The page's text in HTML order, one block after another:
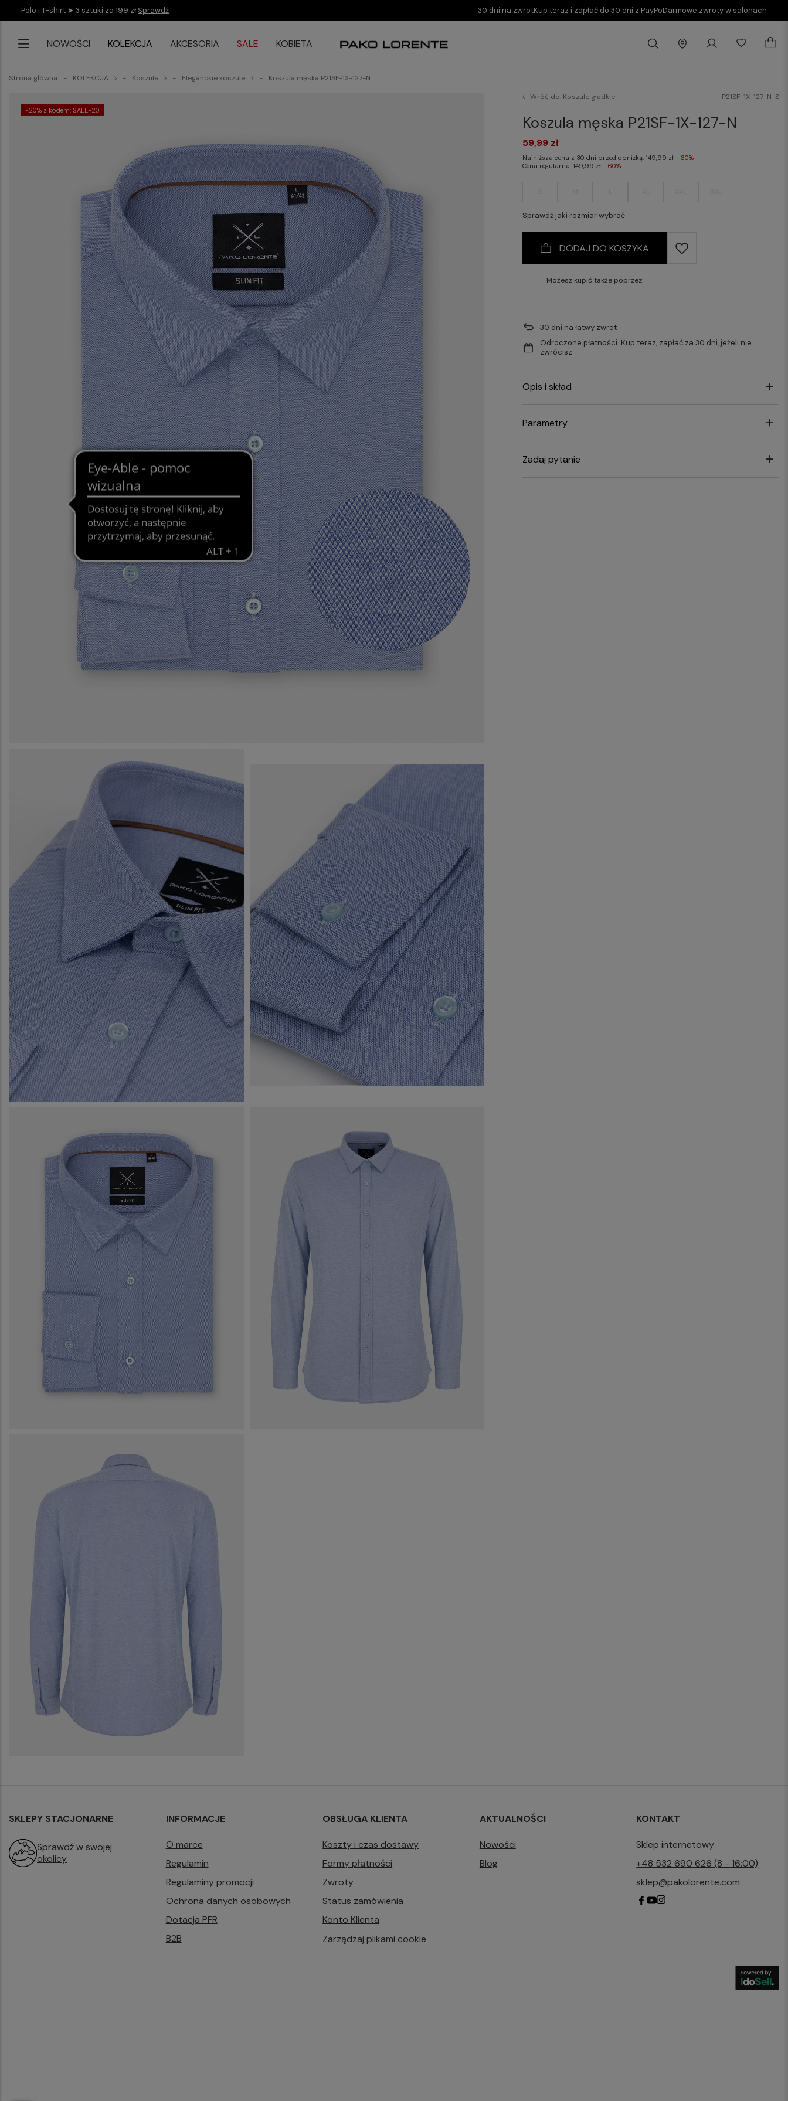
Polo i T-shirt ➤ 3 sztuki za 199 zł Sprawdź 30 dni na zwrotKup teraz i zapłać do 30 dni z PayPoDarmowe zwroty w salonach
NOWOŚCI KOLEKCJA AKCESORIA SALE KOBIETA
Strona główna KOLEKCJA Koszule Eleganckie koszule Koszula męska P21SF-1X-127-N
-20% z kodem: SALE-20
Wróć do: Koszule gładkie P21SF-1X-127-N-S
Koszula męska P21SF-1X-127-N
Sprawdź jaki rozmiar wybrać
59,99 zł
Najniższa cena z 30 dni przed obniżką:149,99 zł -60%
Cena regularna:149,99 zł -60%
DODAJ DO KOSZYKA
Możesz kupić także poprzez:
30 dni na łatwy zwrot
Odroczone płatności. Kup teraz, zapłać za 30 dni, jeżeli nie
zwrócisz
Opis i skład
Parametry
Zadaj pytanie
SKLEPY STACJONARNE
Sprawdź w swojej
okolicy
INFORMACJE
O marce
Regulamin
Regulaminy promocji
Ochrona danych osobowych
Dotacja PFR
B2B
OBSŁUGA KLIENTA
Koszty i czas dostawy
Formy płatności
Zwroty
Status zamówienia
Konto Klienta
Zarządzaj plikami cookie
AKTUALNOŚCI
Nowości
Blog
KONTAKT
Sklep internetowy
+48 532 690 626 (8 - 16:00)
sklep@pakolorente.com